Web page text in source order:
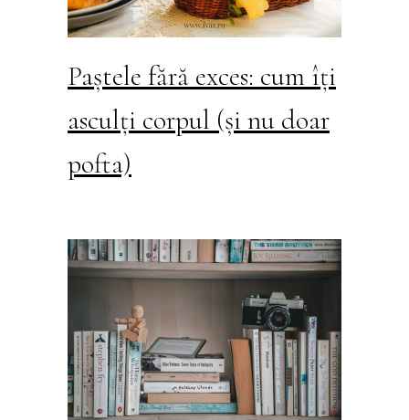
Paștele fără exces: cum îți
asculți corpul (și nu doar
pofta)